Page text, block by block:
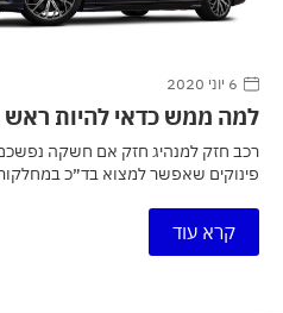
6 יוני 2020
למה ממש כדאי להיות
רכב חזק למנהיג חזק אם חשקה
פינוקים שאפשר למצוא בד״כ
קרא עוד